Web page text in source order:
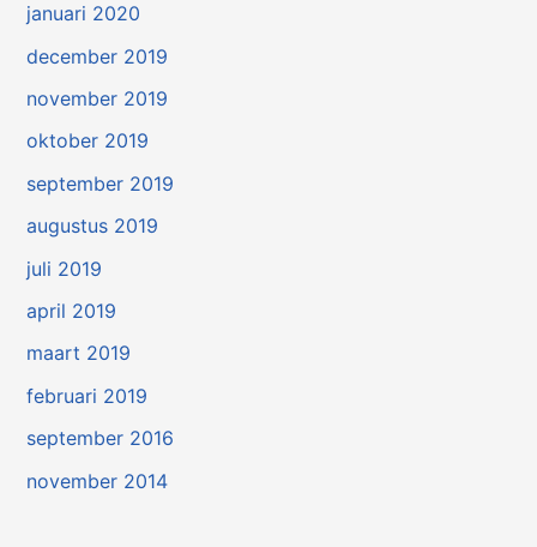
januari 2020
december 2019
november 2019
oktober 2019
september 2019
augustus 2019
juli 2019
april 2019
maart 2019
februari 2019
september 2016
november 2014